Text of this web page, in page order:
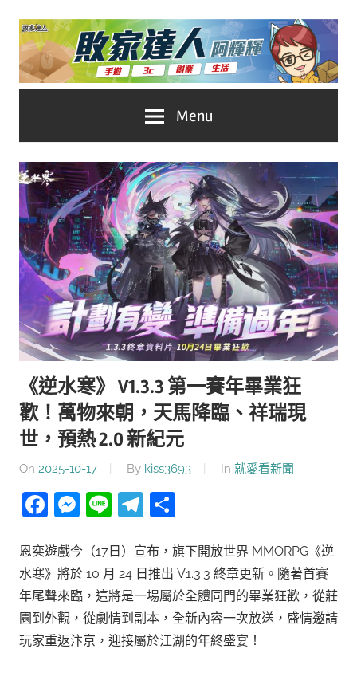
Skip
content
家
達
人
推
薦
No.1
遊
戲
科
技
自
媒
體。
Menu
《逆水寒》 V1.3.3 第一賽年畢業狂
歡！萬物來朝，天馬降臨、祥瑞現
世，預熱 2.0 新紀元
On 2025-10-17 By kiss3693 In 就愛看新聞
Facebook
Messenger
LineTelegram
恩奕遊戲今（17日）宣布，旗下開放世界 MMORPG《逆
水寒》將於 10 月 24 日推出 V1.3.3 終章更新。隨著首賽
年尾聲來臨，這將是一場屬於全體同門的畢業狂歡，從莊
園到外觀，從劇情到副本，全新內容一次放送，盛情邀請
玩家重返汴京，迎接屬於江湖的年終盛宴！